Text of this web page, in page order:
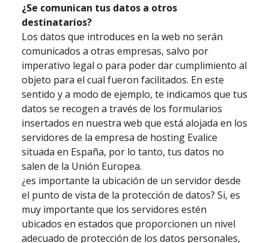
¿Se comunican tus datos a otros
destinatarios?
Los datos que introduces en la web no serán
comunicados a otras empresas, salvo por
imperativo legal o para poder dar cumplimiento al
objeto para el cual fueron facilitados. En este
sentido y a modo de ejemplo, te indicamos que tus
datos se recogen a través de los formularios
insertados en nuestra web que está alojada en los
servidores de la empresa de hosting Evalice
situada en España, por lo tanto, tus datos no
salen de la Unión Europea.
¿es importante la ubicación de un servidor desde
el punto de vista de la protección de datos? Si, es
muy importante que los servidores estén
ubicados en estados que proporcionen un nivel
adecuado de protección de los datos personales,